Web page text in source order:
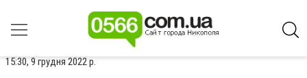
15:30, 9 грудня 2022 р.